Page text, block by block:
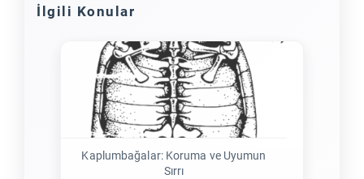
İlgili Konular
Kaplumbağalar: Koruma ve Uyumun
Sırrı